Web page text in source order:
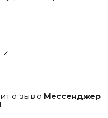
отзыв о Мессенджер